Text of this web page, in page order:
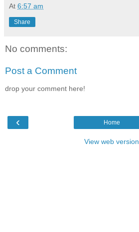
At 6:57 am
Share
No comments:
Post a Comment
drop your comment here!
‹ Home
View web version